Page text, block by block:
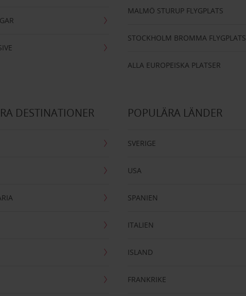
MALMÖ STURUP FLYGPLATS
STOCKHOLM BROMMA FLYGPLATS
ALLA EUROPEISKA PLATSER
DESTINATIONER POPULÄRA LÄNDER
SVERIGE
USA
SPANIEN
ITALIEN
ISLAND
FRANKRIKE